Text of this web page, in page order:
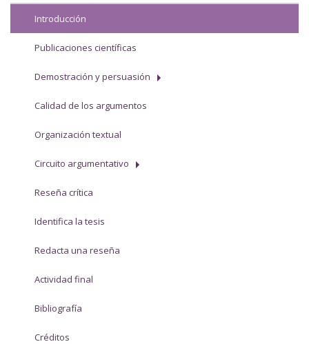
Introducción
Publicaciones científicas
Demostración y persuasión
Calidad de los argumentos
Organización textual
Circuito argumentativo
Reseña crítica
Identifica la tesis
Redacta una reseña
Actividad final
Bibliografía
Créditos